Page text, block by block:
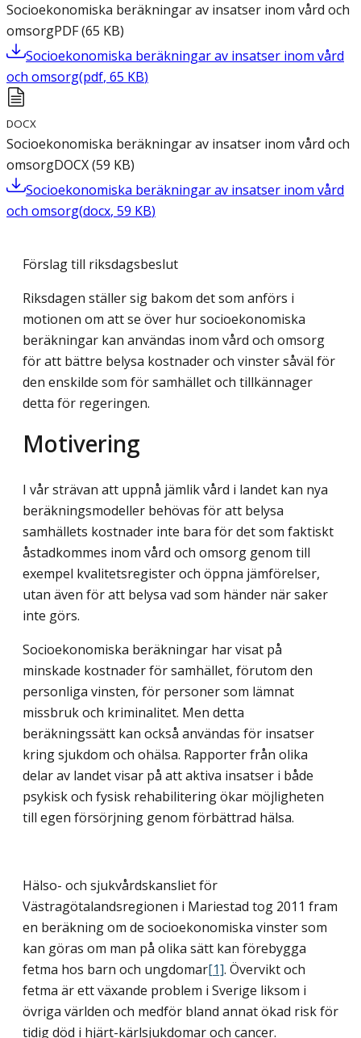
Socioekonomiska beräkningar av insatser inom vård och
omsorgPDF(65 KB)
Socioekonomiska beräkningar av insatser inom vård
och omsorg(pdf, 65 KB)
DOCX
Socioekonomiska beräkningar av insatser inom vård och
omsorgDOCX(59 KB)
Socioekonomiska beräkningar av insatser inom vård
och omsorg(docx, 59 KB)
Förslag till riksdagsbeslut
Riksdagen ställer sig bakom det som anförs i
motionen om att se över hur socioekonomiska
beräkningar kan användas inom vård och omsorg
för att bättre belysa kostnader och vinster såväl för
den enskilde som för samhället och tillkännager
detta för regeringen.
Motivering
I vår strävan att uppnå jämlik vård i landet kan nya
beräkningsmodeller behövas för att belysa
samhällets kostnader inte bara för det som faktiskt
åstadkommes inom vård och omsorg genom till
exempel kvalitetsregister och öppna jämförelser,
utan även för att belysa vad som händer när saker
inte görs.
Socioekonomiska beräkningar har visat på
minskade kostnader för samhället, förutom den
personliga vinsten, för personer som lämnat
missbruk och kriminalitet. Men detta
beräkningssätt kan också användas för insatser
kring sjukdom och ohälsa. Rapporter från olika
delar av landet visar på att aktiva insatser i både
psykisk och fysisk rehabilitering ökar möjligheten
till egen försörjning genom förbättrad hälsa.
Hälso- och sjukvårdskansliet för
Västragötalandsregionen i Mariestad tog 2011 fram
en beräkning om de socioekonomiska vinster som
kan göras om man på olika sätt kan förebygga
fetma hos barn och ungdomar[1]. Övervikt och
fetma är ett växande problem i Sverige liksom i
övriga världen och medför bland annat ökad risk för
tidig död i hjärt-kärlsjukdomar och cancer.